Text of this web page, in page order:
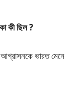
কী ছিল ?
আগ্রাসনকে ভারত মেনে